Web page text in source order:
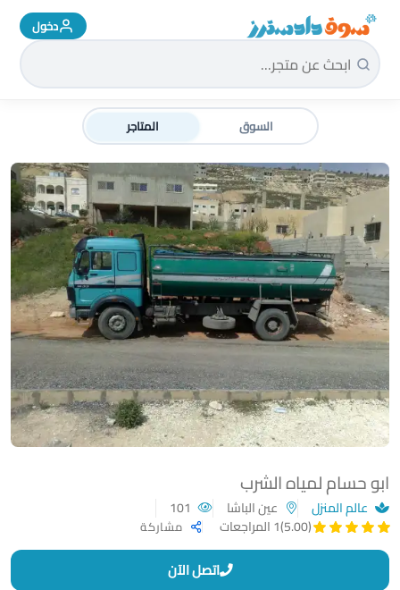
سوق دادسترز الرئيسية دخول
السوق المتاجر
ابو حسام لمياه الشرب
عالم المنزل عين الباشا
(5.00)
1 المراجعات مشاركة
اتصل الآن